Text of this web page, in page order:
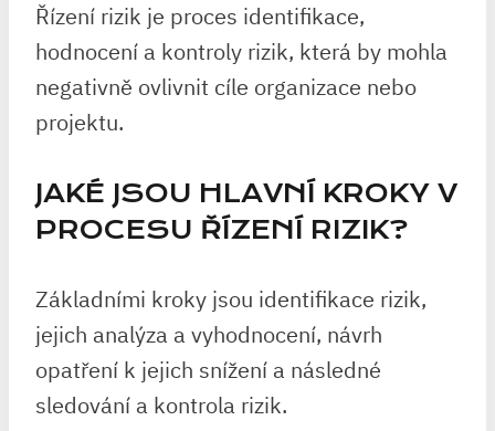
Řízení rizik je proces identifikace,
hodnocení a kontroly rizik, která by mohla
negativně ovlivnit cíle organizace nebo
projektu.
JAKÉ JSOU HLAVNÍ KROKY V
PROCESU ŘÍZENÍ RIZIK?
Základními kroky jsou identifikace rizik,
jejich analýza a vyhodnocení, návrh
opatření k jejich snížení a následné
sledování a kontrola rizik.